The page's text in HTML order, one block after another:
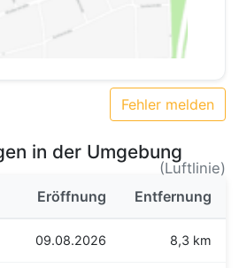
Fehler melden
in der Umgebung
(Luftlinie)
Eröffnung Entfernung
09.08.2026 8,3 km